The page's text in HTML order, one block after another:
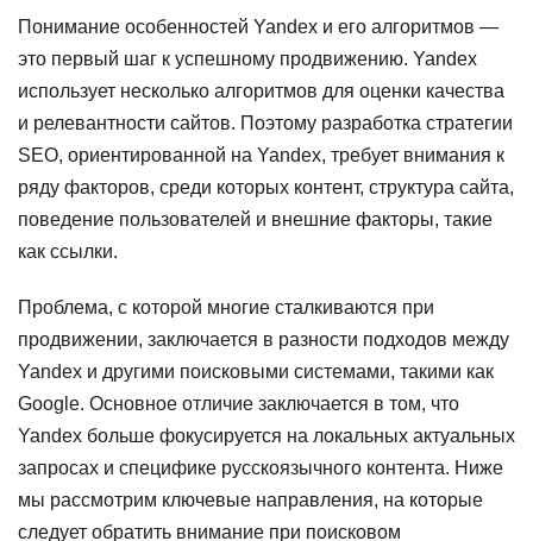
Понимание особенностей Yandex и его алгоритмов —
это первый шаг к успешному продвижению. Yandex
использует несколько алгоритмов для оценки качества
и релевантности сайтов. Поэтому разработка стратегии
SEO, ориентированной на Yandex, требует внимания к
ряду факторов, среди которых контент, структура сайта,
поведение пользователей и внешние факторы, такие
как ссылки.
Проблема, с которой многие сталкиваются при
продвижении, заключается в разности подходов между
Yandex и другими поисковыми системами, такими как
Google. Основное отличие заключается в том, что
Yandex больше фокусируется на локальных актуальных
запросах и специфике русскоязычного контента. Ниже
мы рассмотрим ключевые направления, на которые
следует обратить внимание при поисковом